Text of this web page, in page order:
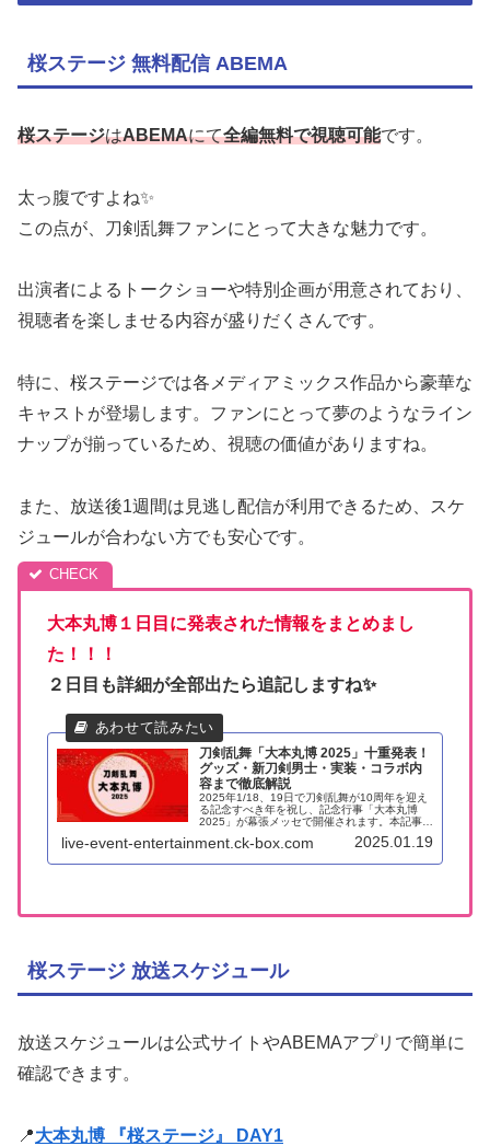
桜ステージ 無料配信 ABEMA
桜ステージはABEMAにて全編無料で視聴可能です。
太っ腹ですよね✨
この点が、刀剣乱舞ファンにとって大きな魅力です。
出演者によるトークショーや特別企画が用意されており、
視聴者を楽しませる内容が盛りだくさんです。
特に、桜ステージでは各メディアミックス作品から豪華な
キャストが登場します。ファンにとって夢のようなライン
ナップが揃っているため、視聴の価値がありますね。
また、放送後1週間は見逃し配信が利用できるため、スケ
ジュールが合わない方でも安心です。
大本丸博１日目に発表された情報をまとめまし
た！！！
２日目も詳細が全部出たら追記しますね✨
刀剣乱舞「大本丸博 2025」十重発表！
グッズ・新刀剣男士・実装・コラボ内
容まで徹底解説
2025年1/18、19日で刀剣乱舞が10周年を迎え
る記念すべき年を祝し、記念行事「大本丸博
2025」が幕張メッセで開催されます。本記事で
の重大発表）の最新情報やコラボ企画、特別な
live-event-entertainment.ck-box.com 2025.01.19
桜ステージ 放送スケジュール
放送スケジュールは公式サイトやABEMAアプリで簡単に
確認できます。
📍大本丸博 『桜ステージ』 DAY1